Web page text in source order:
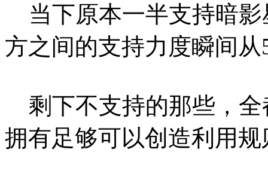
当下原本一半支持暗影
方之间的支持力度瞬间从
剩下不支持的那些，全
拥有足够可以创造利用